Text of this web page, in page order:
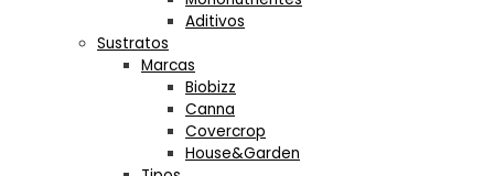
Aditivos
Sustratos
Marcas
Biobizz
Canna
Covercrop
House&Garden